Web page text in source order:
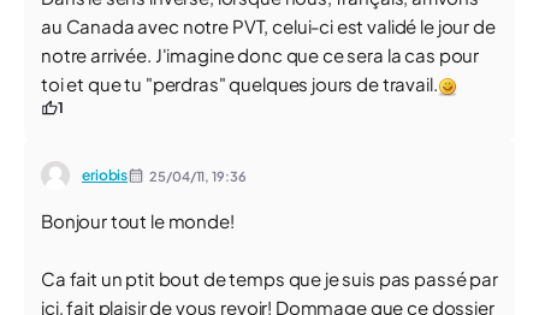
au Canada avec notre PVT, celui-ci est validé le jour de
notre arrivée. J'imagine donc que ce sera la cas pour
toi et que tu "perdras" quelques jours de travail.
1
eriobis 25/04/11,19:36
Bonjour tout le monde!
Ca fait un ptit bout de temps que je suis pas passé par
ici, fait plaisir de vous revoir! Dommage que ce dossier